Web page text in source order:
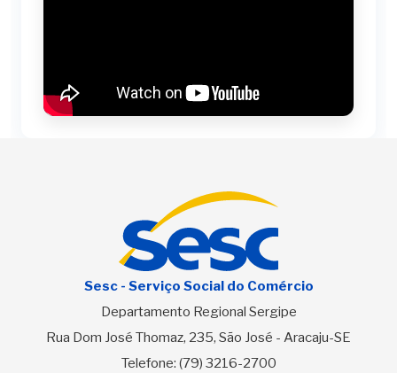
Sesc - Serviço Social do Comércio
Departamento Regional Sergipe
Rua Dom José Thomaz, 235, São José - Aracaju-SE
Telefone: (79) 3216-2700